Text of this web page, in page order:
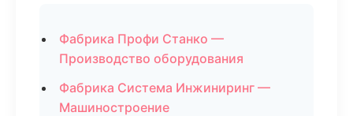
Фабрика Профи Станко —
Производство оборудования
Фабрика Система Инжиниринг —
Машиностроение